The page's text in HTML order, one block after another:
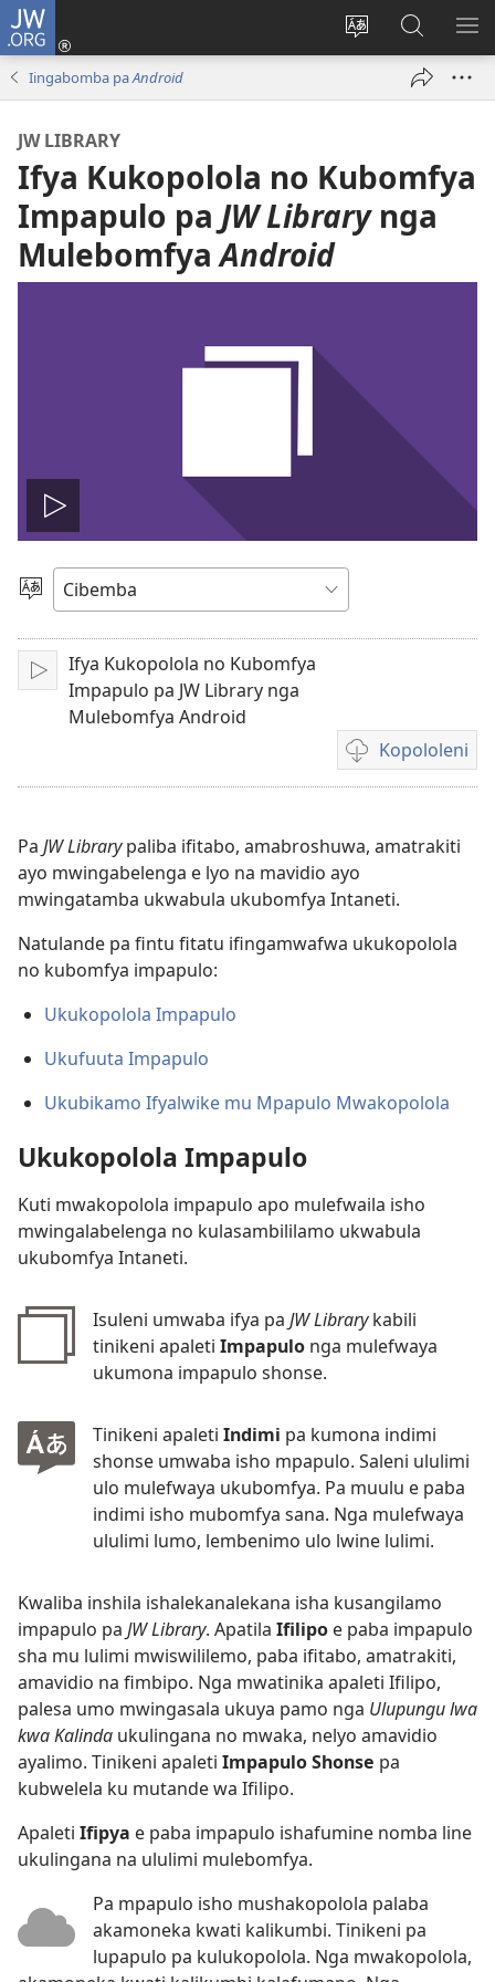
JW.ORG
Bikenipo
Isuleni
(yalaisula Fwayeni
pa
JW.ORG
Iingabomba paAndroid
JW LIBRARY
Ifya Kukopolola no Kubomfya
Impapulo pa JW Librarynga
MulebomfyaAndroid
Tambeni
vidio
Saleni
Ululimi
Tinikeni
Ifya Kukopolola no Kubomfya
Impapulo pa JW Library nga
Mulebomfya Android
Kopololeni
Inshila
sha
amavidio
Pa JW Librarypaliba ifitabo, amabroshuwa, amatrakiti
ayo mwingabelenga e lyo na mavidio ayo
mwingatamba ukwabula ukubomfya Intaneti.
Natulande pa fintu fitatu ifingamwafwa ukukopolola
no kubomfya impapulo:
Ukukopolola Impapulo
Ukufuuta Impapulo
Ukubikamo Ifyalwike mu Mpapulo Mwakopolola
Ukukopolola Impapulo
Kuti mwakopolola impapulo apo mulefwaila isho
mwingalabelenga no kulasambililamo ukwabula
ukubomfya Intaneti.
Isuleni umwaba ifya pa JW Librarykabili
tinikeni apaleti Impapulo nga mulefwaya
ukumona impapulo shonse.
Tinikeni apaleti Indimi pa kumona indimi
shonse umwaba isho mpapulo. Saleni ululimi
ulo mulefwaya ukubomfya. Pa muulu e paba
indimi isho mubomfya sana. Nga mulefwaya
ululimi lumo, lembenimo ulo lwine lulimi.
Kwaliba inshila ishalekanalekana isha kusangilamo
impapulo pa JW Library. Apatila Ifilipo e paba impapulo
sha mu lulimi mwiswililemo, paba ifitabo, amatrakiti,
amavidio na fimbipo. Nga mwatinika apaleti Ifilipo,
palesa umo mwingasala ukuya pamo nga Ulupungu lwa
kwa Kalinda ukulingana no mwaka, nelyo amavidio
ayalimo. Tinikeni apaleti Impapulo Shonse pa
kubwelela ku mutande wa Ifilipo.
Apaleti Ifipya e paba impapulo ishafumine nomba line
ukulingana na ululimi mulebomfya.
Pa mpapulo isho mushakopolola palaba
akamoneka kwati kalikumbi. Tinikeni pa
lupapulo pa kulukopolola. Nga mwakopolola,